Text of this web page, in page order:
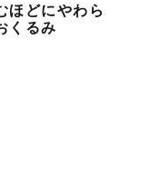
ほどにやわら
くるみ